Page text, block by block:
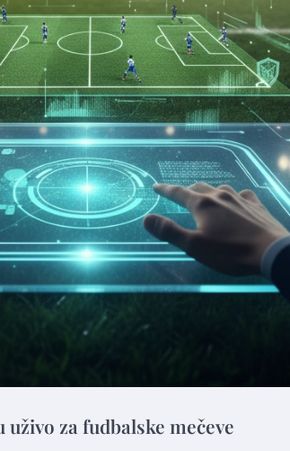
za fudbalske mečeve